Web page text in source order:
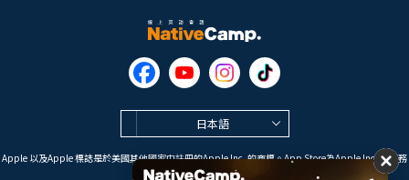
日本語
Apple 以及Apple 標誌是於美國其他國家中註冊的Apple Inc. 的商標。App Store為Apple Inc. 的服務
標誌。